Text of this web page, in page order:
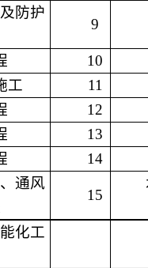
防护
9
10
工
11
12
13
14
通风
15
化工